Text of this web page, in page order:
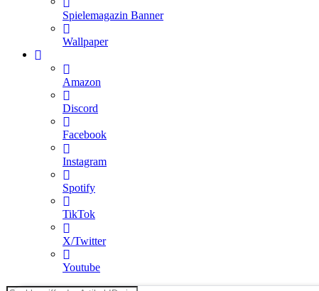
Spielemagazin Banner
Wallpaper
Amazon
Discord
Facebook
Instagram
Spotify
TikTok
X/Twitter
Youtube